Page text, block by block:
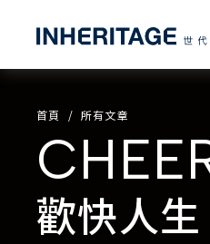
首頁 所有文章
歡快人生